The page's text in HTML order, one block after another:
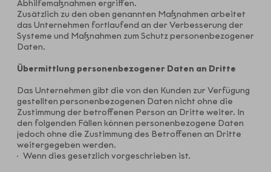
Abhilfemaßnahmen ergriffen.
Zusätzlich zu den oben genannten Maßnahmen arbeitet
das Unternehmen fortlaufend an der Verbesserung der
Systeme und Maßnahmen zum Schutz personenbezogener
Daten.
Übermittlung personenbezogener Daten an Dritte
Das Unternehmen gibt die von den Kunden zur Verfügung
gestellten personenbezogenen Daten nicht ohne die
Zustimmung der betroffenen Person an Dritte weiter. In
den folgenden Fällen können personenbezogene Daten
jedoch ohne die Zustimmung des Betroffenen an Dritte
weitergegeben werden.
Wenn dies gesetzlich vorgeschrieben ist.